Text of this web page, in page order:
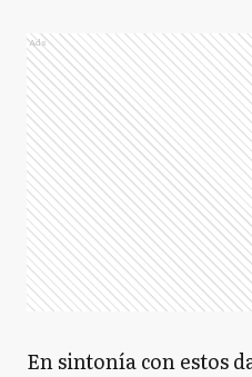
Ads
En sintonía con estos